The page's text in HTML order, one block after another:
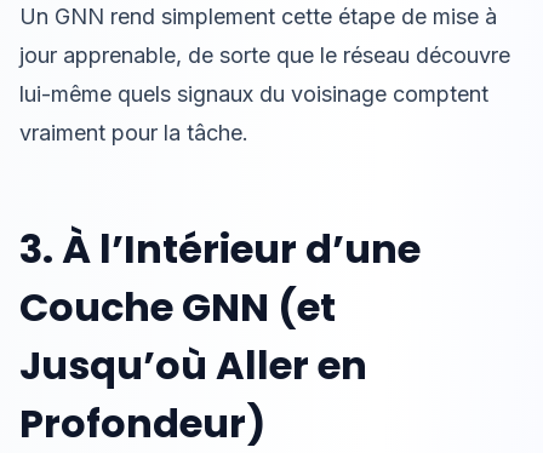
Un GNN rend simplement cette étape de mise à
jour apprenable, de sorte que le réseau découvre
lui-même quels signaux du voisinage comptent
vraiment pour la tâche.
3. À l’Intérieur d’une
Couche GNN (et
Jusqu’où Aller en
Profondeur)